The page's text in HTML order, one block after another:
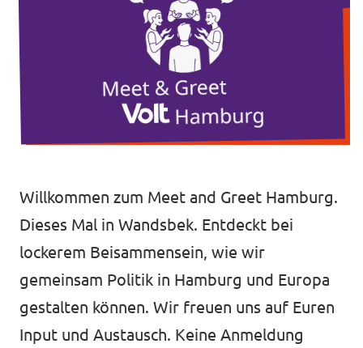
Triff uns an Infoständen!
Mache bei uns mit!
Deine Spende für Volt!
Hamburger Fraktionen
Wahlprüfsteine
Jetzt mitmachen!
Willkommen zum Meet and Greet Hamburg.
Dieses Mal in Wandsbek. Entdeckt bei
lockerem Beisammensein, wie wir
gemeinsam Politik in Hamburg und Europa
gestalten können. Wir freuen uns auf Euren
Input und Austausch. Keine Anmeldung